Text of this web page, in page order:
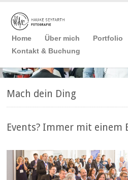
Home Über mich Portfolio
Kontakt & Buchung
Mach dein Ding
Events? Immer mit einem